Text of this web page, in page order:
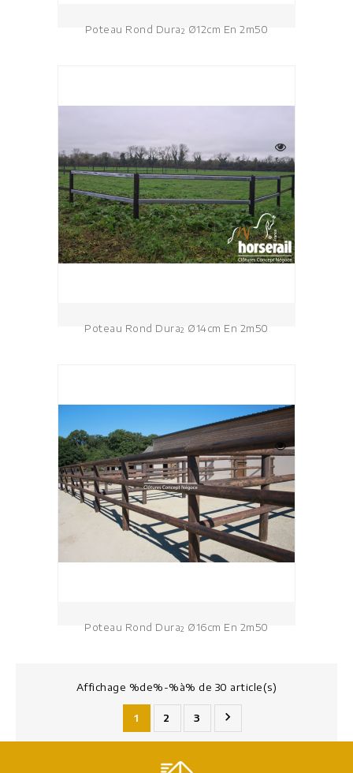
Poteau Rond Dura² Ø12cm En 2m50
Poteau Rond Dura² Ø14cm En 2m50
Poteau Rond Dura² Ø16cm En 2m50
Affichage %de%-%à% de 30 article(s)
1 2 3 